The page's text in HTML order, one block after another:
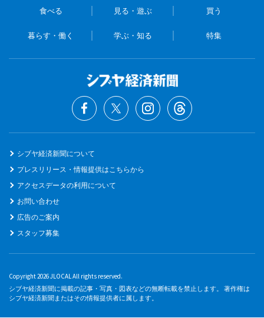
食べる 見る・遊ぶ 買う
暮らす・働く 学ぶ・知る 特集
シブヤ経済新聞について
プレスリリース・情報提供はこちらから
アクセスデータの利用について
お問い合わせ
広告のご案内
スタッフ募集
Copyright 2026 JLOCAL All rights reserved.
シブヤ経済新聞に掲載の記事・写真・図表などの無断転載を禁止します。 著作権は
シブヤ経済新聞またはその情報提供者に属します。